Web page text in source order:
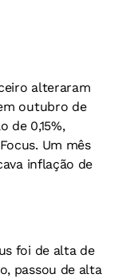
alteraram
outubro de
de 0,15%,
Um mês
inflação de
foi de alta de
passou de alta